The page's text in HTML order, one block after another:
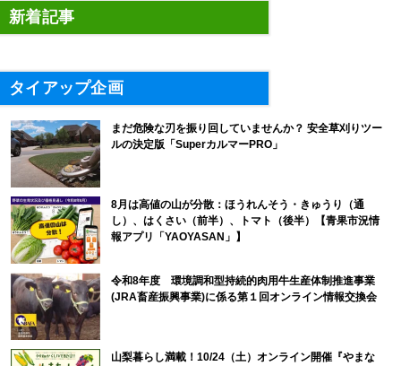
新着記事
タイアップ企画
まだ危険な刃を振り回していませんか？ 安全草刈りツー
ルの決定版「SuperカルマーPRO」
8月は高値の山が分散：ほうれんそう・きゅうり（通
し）、はくさい（前半）、トマト（後半）【青果市況情
報アプリ「YAOYASAN」】
令和8年度 環境調和型持続的肉用牛生産体制推進事業
(JRA畜産振興事業)に係る第１回オンライン情報交換会
山梨暮らし満載！10/24（土）オンライン開催『やまな